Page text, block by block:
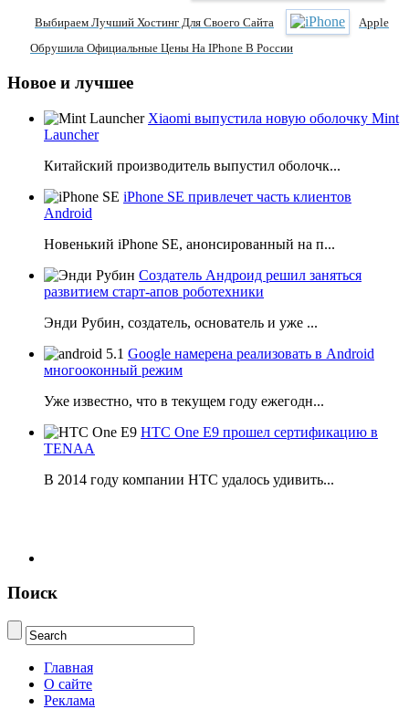
Выбираем Лучший Хостинг Для Своего Сайта
Apple
Обрушила Официальные Цены На IPhone В России
Новое и лучшее
Xiaomi выпустила новую оболочку Mint
Launcher
Китайский производитель выпустил оболочк...
iPhone SE привлечет часть клиентов
Android
Новенький iPhone SE, анонсированный на п...
Создатель Андроид решил заняться
развитием старт-апов роботехники
Энди Рубин, создатель, основатель и уже ...
Google намерена реализовать в Android
многооконный режим
Уже известно, что в текущем году ежегодн...
HTC One E9 прошел сертификацию в
TENAA
В 2014 году компании НТС удалось удивить...
Поиск
Главная
О сайте
Реклама